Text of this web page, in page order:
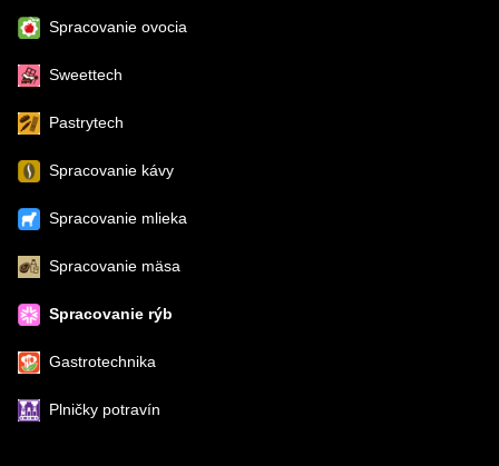
Spracovanie ovocia
Sweettech
Pastrytech
Spracovanie kávy
Spracovanie mlieka
Spracovanie mäsa
Spracovanie rýb
Gastrotechnika
Plničky potravín